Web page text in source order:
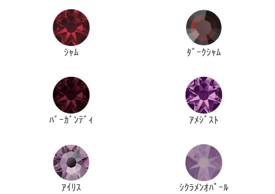
ｼｬﾑ ﾀﾞｰｸｼｬﾑ
ﾊﾞｰｶﾞﾝﾃﾞｨ ｱﾒｼﾞｽﾄ
ｱｲﾘｽ ｼｸﾗﾒﾝｵﾊﾟｰﾙ